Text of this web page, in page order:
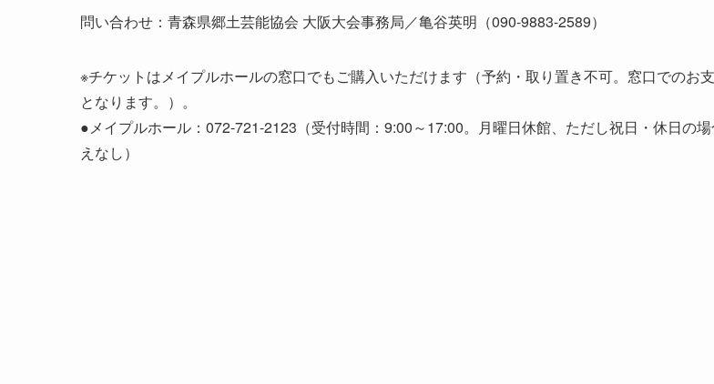
問い合わせ：青森県郷土芸能協会 大阪大会事務局／亀谷英明（090-9883-2589）
※チケットはメイプルホールの窓口でもご購入いただけます（予約・取り置き不可。窓口でのお
となります。）。
●メイプルホール：072-721-2123（受付時間：9:00～17:00。月曜日休館、ただし祝日・休日の
えなし）